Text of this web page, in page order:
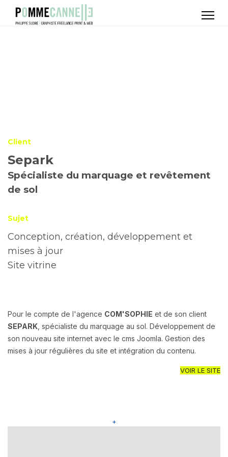
Client
Separk
Spécialiste du marquage et revêtement
de sol
Sujet
Conception, création, développement et
mises à jour
Site vitrine
Pour le compte de l'agence COM'SOPHIE et de son client
SEPARK , spécialiste du marquage au sol. Développement de
son nouveau site internet avec le cms Joomla. Gestion des
mises à jour régulières du site et intégration du contenu.
VOIR LE SITE
+